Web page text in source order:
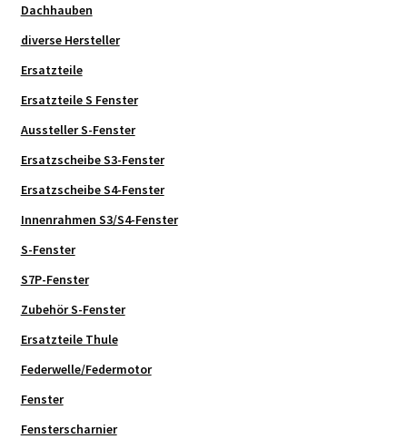
Dachhauben
diverse Hersteller
Ersatzteile
Ersatzteile S Fenster
Aussteller S-Fenster
Ersatzscheibe S3-Fenster
Ersatzscheibe S4-Fenster
Innenrahmen S3/S4-Fenster
S-Fenster
S7P-Fenster
Zubehör S-Fenster
Ersatzteile Thule
Federwelle/Federmotor
Fenster
Fensterscharnier